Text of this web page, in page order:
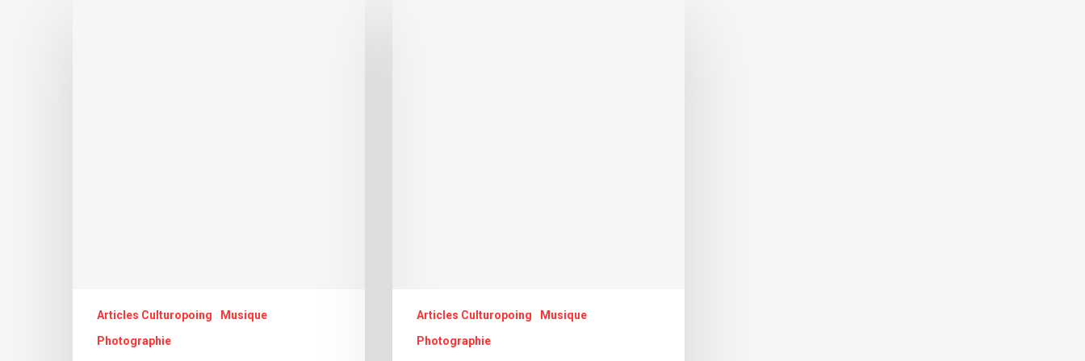
Articles Culturopoing
Musique
Photographie
Articles Culturopoing
Musique
Photographie